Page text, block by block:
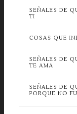
SEÑALES DE
TI
COSAS QUE
SEÑALES DE
TE AMA
SEÑALES DE
PORQUE NO